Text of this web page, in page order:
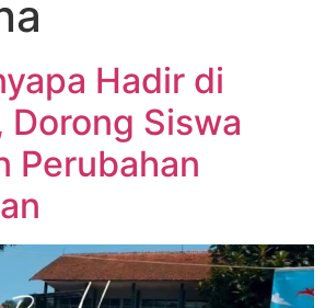
Hadir di
Dorong Siswa
Perubahan